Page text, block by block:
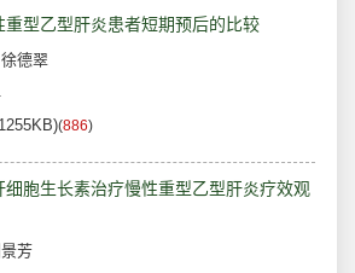
重型乙型肝炎患者短期预后的比较
徐德翠
(886)
细胞生长素治疗慢性重型乙型肝炎疗效观
芳